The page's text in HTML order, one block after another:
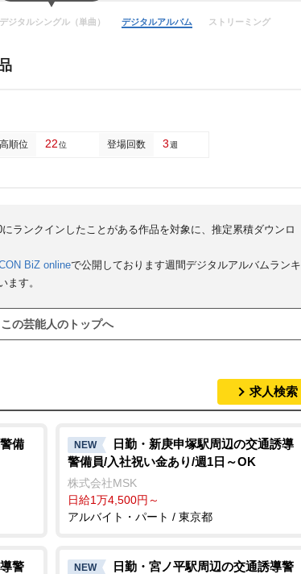
デジタルシングル（単曲） デジタルアルバム ストリーミング
順位 22位 登場回数 3週
ランクインしたことがある作品を対象に、推定累積ダウンロ
BiZ onlineで公開しております週間デジタルアルバムランキ
ます。
この芸能人のトップへ
求人検索
備 NEW
日勤・新庚申塚駅周辺の交通誘導
警備員/入社祝い金あり/週1日～OK
株式会社MSK
日給1万4,500円～
アルバイト・パート / 東京都
警 NEW
日勤・宮ノ平駅周辺の交通誘導警